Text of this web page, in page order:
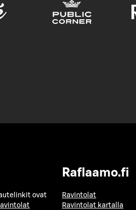
ovat
Raflaamo.fi
Ravintolat
Ravintolat kartalla